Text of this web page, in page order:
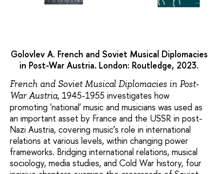
Golovlev A. French and Soviet Musical Diplomacies
in Post-War Austria. London: Routledge, 2023.
French and Soviet Musical Diplomacies in Post-
War Austria, 1945-1955 investigates how
promoting 'national' music and musicians was used as
an important asset by France and the USSR in post-
Nazi Austria, covering music’s role in international
relations at various levels, within changing power
frameworks. Bridging international relations, musical
sociology, media studies, and Cold War history, four